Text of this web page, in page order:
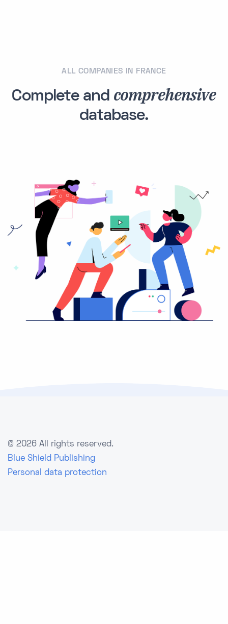
ALL COMPANIES IN FRANCE
Complete and comprehensive
database.
© 2026 All rights reserved.
Blue Shield Publishing
Personal data protection